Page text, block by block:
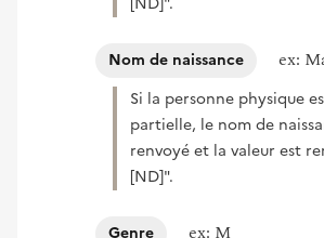
Nom de naissance ex:
Si la personne physique
partielle, le nom de
renvoyé et la valeur est
[ND]".
Genre ex: M